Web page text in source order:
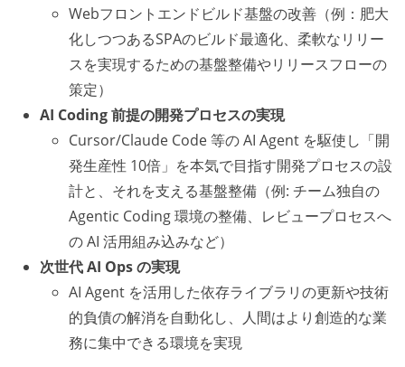
Webフロントエンドビルド基盤の改善（例：肥大
化しつつあるSPAのビルド最適化、柔軟なリリー
スを実現するための基盤整備やリリースフローの
策定）
AI Coding 前提の開発プロセスの実現
Cursor/Claude Code 等の AI Agent を駆使し「開
発生産性 10倍」を本気で目指す開発プロセスの設
計と、それを支える基盤整備（例: チーム独自の
Agentic Coding 環境の整備、レビュープロセスへ
の AI 活用組み込みなど）
次世代 AI Ops の実現
AI Agent を活用した依存ライブラリの更新や技術
的負債の解消を自動化し、人間はより創造的な業
務に集中できる環境を実現